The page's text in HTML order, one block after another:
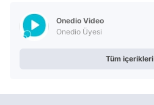
Onedio Video
Onedio Üyesi
Tüm içerikleri